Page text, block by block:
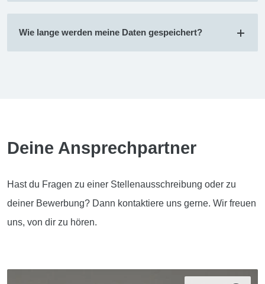
Wie lange werden meine Daten gespeichert?
Deine Ansprechpartner
Hast du Fragen zu einer Stellenausschreibung oder zu
deiner Bewerbung? Dann kontaktiere uns gerne. Wir freuen
uns, von dir zu hören.